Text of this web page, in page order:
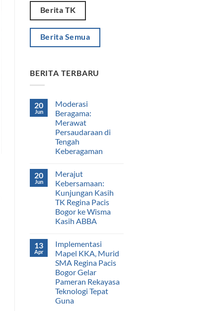
Berita TK
Berita Semua
BERITA TERBARU
20
Jun
Moderasi
Beragama:
Merawat
Persaudaraan di
Tengah
Keberagaman
20
Jun
Merajut
Kebersamaan:
Kunjungan Kasih
TK Regina Pacis
Bogor ke Wisma
Kasih ABBA
13
Apr
Implementasi
Mapel KKA, Murid
SMA Regina Pacis
Bogor Gelar
Pameran Rekayasa
Teknologi Tepat
Guna